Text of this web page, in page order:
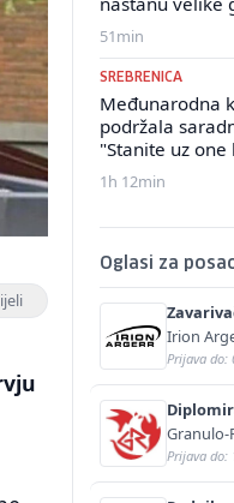
51min
SREBRENICA
Međunarodna
podržala
"Stanite uz
1h 12min
Oglasi za
Irion
Prijava do:
(m/ž)
Granulo-
Prijava do: